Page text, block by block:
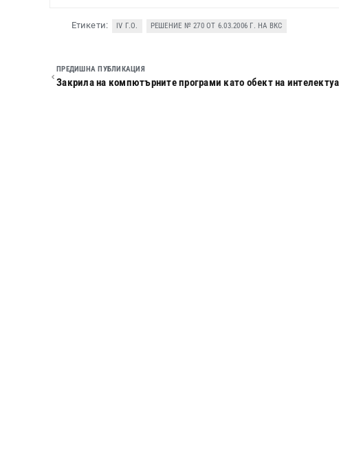
Етикети: IV Г.О. РЕШЕНИЕ № 270 ОТ 6.03.2006 Г. НА ВКС
ПРЕДИШНА ПУБЛИКАЦИЯ